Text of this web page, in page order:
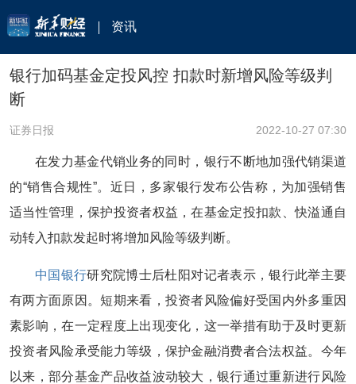
资讯
银行加码基金定投风控 扣款时新增风险等级判
断
证券日报 2022-10-27 07:30
在发力基金代销业务的同时，银行不断地加强代销渠道
的“销售合规性”。近日，多家银行发布公告称，为加强销售
适当性管理，保护投资者权益，在基金定投扣款、快溢通自
动转入扣款发起时将增加风险等级判断。
中国银行研究院博士后杜阳对记者表示，银行此举主要
有两方面原因。短期来看，投资者风险偏好受国内外多重因
素影响，在一定程度上出现变化，这一举措有助于及时更新
投资者风险承受能力等级，保护金融消费者合法权益。今年
以来，部分基金产品收益波动较大，银行通过重新进行风险